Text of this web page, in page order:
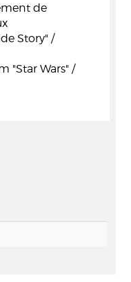
de
Story" /
"Star Wars" /